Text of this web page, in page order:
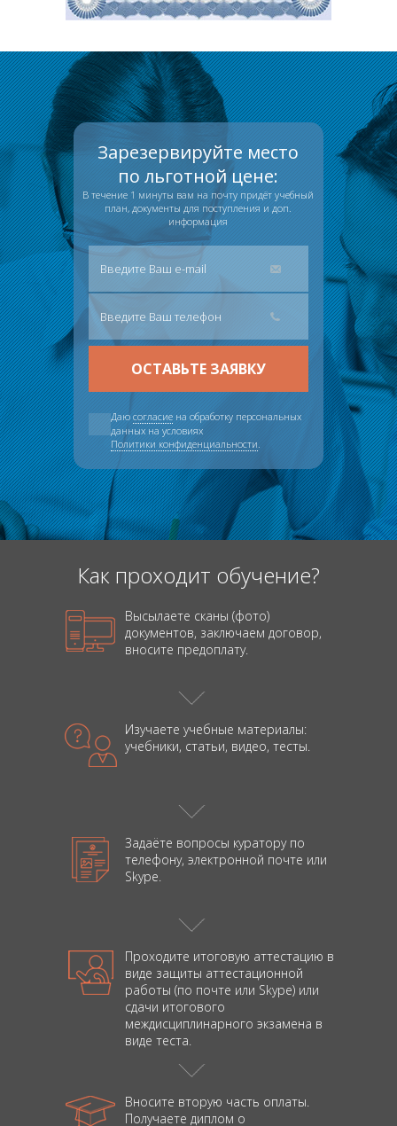
Зарезервируйте место
по льготной цене:
В течение 1 минуты вам на почту придёт учебный
план, документы для поступления и доп.
информация
Даюсогласие на обработку персональных
данных на условиях
Политики конфиденциальности.
Как проходит обучение?
Высылаете сканы (фото)
документов, заключаем договор,
вносите предоплату.
Изучаете учебные материалы:
учебники, статьи, видео, тесты.
Задаёте вопросы кураторупо
телефону, электронной почте или
Skype.
Проходите итоговую аттестацию в
виде защиты аттестационной
работы (по почте или Skype) или
сдачи итогового
междисциплинарного экзамена в
виде теста.
Вносите вторую часть оплаты.
Получаете диплом о